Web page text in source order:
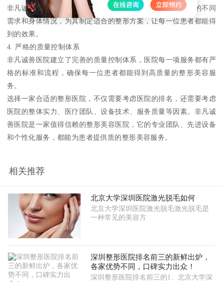
非凡诚善医院提供个性化的整形美容方案，医生会根据患者的不同
需求和身体情况，为其制定适合的整形方案，让每一位患者都能得
到的效果。
4. 严格的质量控制体系
非凡诚善医院建立了完善的质量控制体系，医院每一项服务都有严
格的标准和流程，确保每一位患者都能得到高质量的整形美容服
务。
选择一家合适的整形医院，不仅需要考虑医院的排名，还需要考虑
医院的整体实力、医疗团队、设备技术、服务质量等因素。非凡诚
善医院是一家值得信赖的整形美容医院，它的专业团队、先进设备
和个性化服务，都能为患者提供质的整形美容服务。
相关推荐
北京大学深圳医院激光脱毛如何
北京大学深圳医院激光脱毛激光脱毛是
一种常见的美容方
深圳整形医院排名前三的新鲜出炉，
各家优势不同，口碑实力出众！
深圳整形医院排名前三的1、北京大学深